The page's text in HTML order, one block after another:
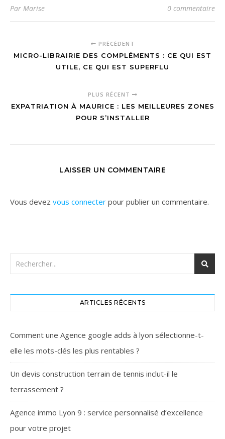
Par Marise 0 commentaire
PRÉCÉDENT
MICRO-LIBRAIRIE DES COMPLÉMENTS : CE QUI EST
UTILE, CE QUI EST SUPERFLU
PLUS RÉCENT
EXPATRIATION À MAURICE : LES MEILLEURES ZONES
POUR S’INSTALLER
LAISSER UN COMMENTAIRE
Vous devez vous connecter pour publier un commentaire.
ARTICLES RÉCENTS
Comment une Agence google adds à lyon sélectionne-t-
elle les mots-clés les plus rentables ?
Un devis construction terrain de tennis inclut-il le
terrassement ?
Agence immo Lyon 9 : service personnalisé d’excellence
pour votre projet